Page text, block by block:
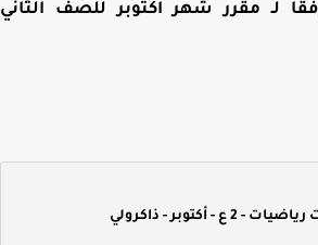
لـ مقرر شهر اكتوبر للصف الثاني
- أكتوبر - ذاكرولي